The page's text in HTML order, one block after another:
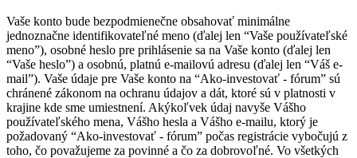
Vaše konto bude bezpodmienečne obsahovať minimálne
jednoznačne identifikovateľné meno (ďalej len “Vaše používateľské
meno”), osobné heslo pre prihlásenie sa na Vaše konto (ďalej len
“Vaše heslo”) a osobnú, platnú e-mailovú adresu (ďalej len “Váš e-
mail”). Vaše údaje pre Vaše konto na “Ako-investovať - fórum” sú
chránené zákonom na ochranu údajov a dát, ktoré sú v platnosti v
krajine kde sme umiestnení. Akýkoľvek údaj navyše Vášho
používateľského mena, Vášho hesla a Vášho e-mailu, ktorý je
požadovaný “Ako-investovať - fórum” počas registrácie vybočujú z
toho, čo považujeme za povinné a čo za dobrovoľné. Vo všetkých